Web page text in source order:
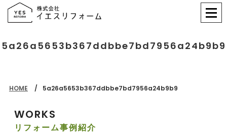
5a26a5653b367ddbbe7bd7956a24b9b9
HOME 5a26a5653b367ddbbe7bd7956a24b9b9
WORKS
リフォーム事例紹介